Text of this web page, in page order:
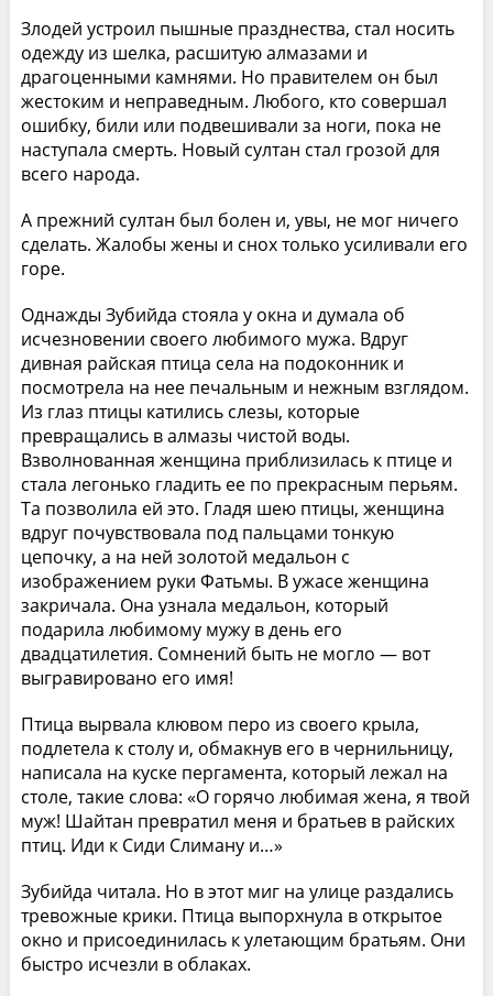
Злодей устроил пышные празднества, стал носить
одежду из шелка, расшитую алмазами и
драгоценными камнями. Но правителем он был
жестоким и неправедным. Любого, кто совершал
ошибку, били или подвешивали за ноги, пока не
наступала смерть. Новый султан стал грозой для
всего народа.
А прежний султан был болен и, увы, не мог ничего
сделать. Жалобы жены и снох только усиливали его
горе.
Однажды Зубийда стояла у окна и думала об
исчезновении своего любимого мужа. Вдруг
дивная райская птица села на подоконник и
посмотрела на нее печальным и нежным взглядом.
Из глаз птицы катились слезы, которые
превращались в алмазы чистой воды.
Взволнованная женщина приблизилась к птице и
стала легонько гладить ее по прекрасным перьям.
Та позволила ей это. Гладя шею птицы, женщина
вдруг почувствовала под пальцами тонкую
цепочку, а на ней золотой медальон с
изображением руки Фатьмы. В ужасе женщина
закричала. Она узнала медальон, который
подарила любимому мужу в день его
двадцатилетия. Сомнений быть не могло — вот
выгравировано его имя!
Птица вырвала клювом перо из своего крыла,
подлетела к столу и, обмакнув его в чернильницу,
написала на куске пергамента, который лежал на
столе, такие слова: «О горячо любимая жена, я твой
муж! Шайтан превратил меня и братьев в райских
птиц. Иди к Сиди Слиману и…»
Зубийда читала. Но в этот миг на улице раздались
тревожные крики. Птица выпорхнула в открытое
окно и присоединилась к улетающим братьям. Они
быстро исчезли в облаках.